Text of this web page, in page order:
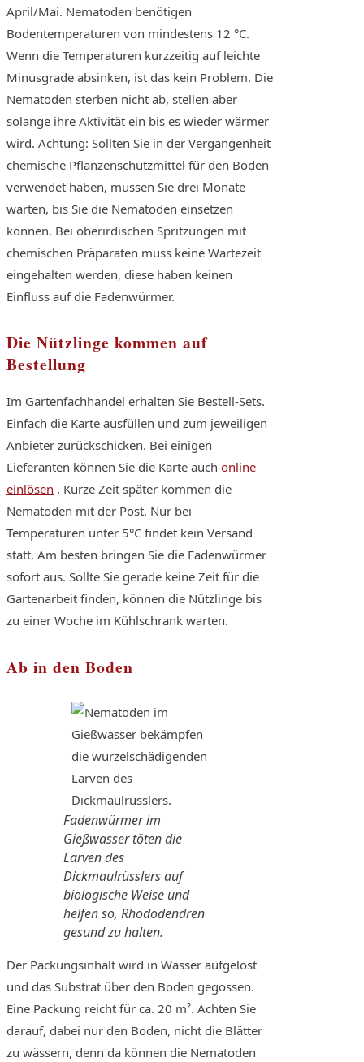
April/Mai. Nematoden benötigen
Bodentemperaturen von mindestens 12 °C.
Wenn die Temperaturen kurzzeitig auf leichte
Minusgrade absinken, ist das kein Problem. Die
Nematoden sterben nicht ab, stellen aber
solange ihre Aktivität ein bis es wieder wärmer
wird. Achtung: Sollten Sie in der Vergangenheit
chemische Pflanzenschutzmittel für den Boden
verwendet haben, müssen Sie drei Monate
warten, bis Sie die Nematoden einsetzen
können. Bei oberirdischen Spritzungen mit
chemischen Präparaten muss keine Wartezeit
eingehalten werden, diese haben keinen
Einfluss auf die Fadenwürmer.
Die Nützlinge kommen auf
Bestellung
Im Gartenfachhandel erhalten Sie Bestell-Sets.
Einfach die Karte ausfüllen und zum jeweiligen
Anbieter zurückschicken. Bei einigen
Lieferanten können Sie die Karte auch online
einlösen . Kurze Zeit später kommen die
Nematoden mit der Post. Nur bei
Temperaturen unter 5°C findet kein Versand
statt. Am besten bringen Sie die Fadenwürmer
sofort aus. Sollte Sie gerade keine Zeit für die
Gartenarbeit finden, können die Nützlinge bis
zu einer Woche im Kühlschrank warten.
Ab in den Boden
Fadenwürmer im
Gießwasser töten die
Larven des
Dickmaulrüsslers auf
biologische Weise und
helfen so, Rhododendren
gesund zu halten.
Der Packungsinhalt wird in Wasser aufgelöst
und das Substrat über den Boden gegossen.
Eine Packung reicht für ca. 20 m². Achten Sie
darauf, dabei nur den Boden, nicht die Blätter
zu wässern, denn da können die Nematoden